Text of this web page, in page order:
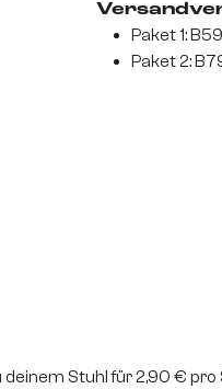
Paket 1:
Paket 2:
Stuhl für 2,90 €